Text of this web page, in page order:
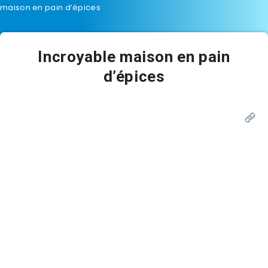
maison en pain d’épices
Incroyable maison en pain
d’épices